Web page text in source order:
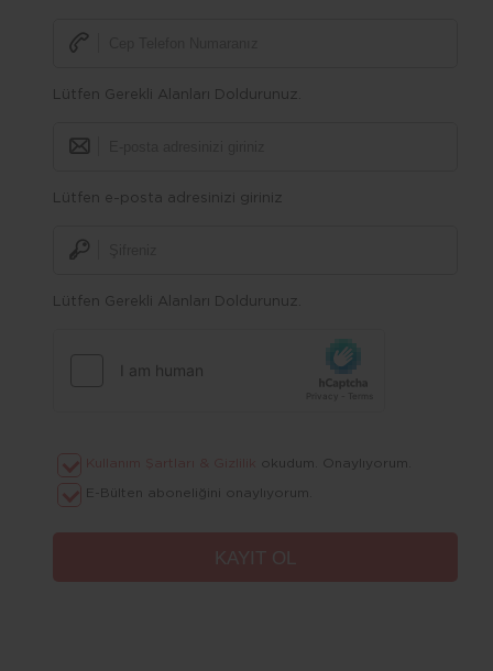
Lütfen Gerekli Alanları Doldurunuz.
Lütfen e-posta adresinizi giriniz
Lütfen Gerekli Alanları Doldurunuz.
okudum. Onaylıyorum.
E-Bülten aboneliğini onaylıyorum.